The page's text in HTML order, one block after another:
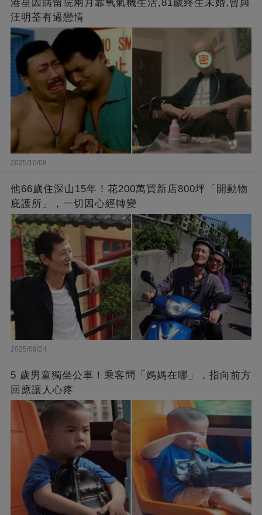
港星因病留院兩月靠氧氣機生活,81歲終生未婚,曾與
汪明荃有過戀情
2025/10/08
他66歲住深山15年！花200萬買新店800坪「開動物
庇護所」，一切因心經轉變
2025/09/24
5 歲男童獨坐公車！乘客問「媽媽在哪」，指向前方
回應讓人心疼